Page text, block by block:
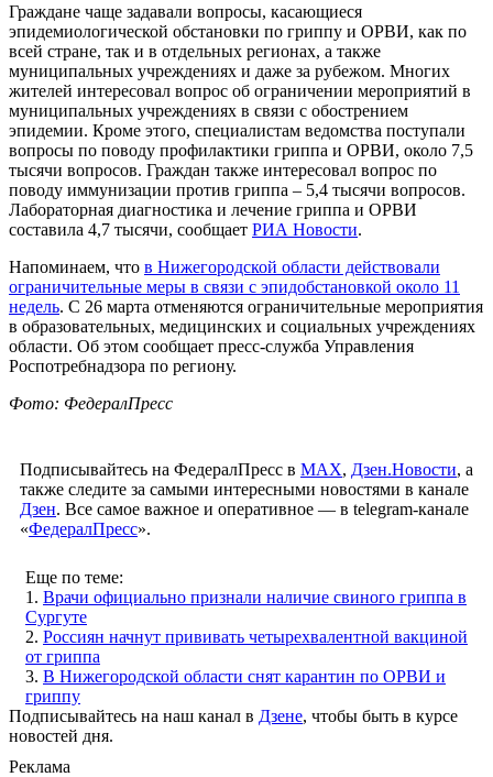
Граждане чаще задавали вопросы, касающиеся
эпидемиологической обстановки по гриппу и ОРВИ, как по
всей стране, так и в отдельных регионах, а также
муниципальных учреждениях и даже за рубежом. Многих
жителей интересовал вопрос об ограничении мероприятий в
муниципальных учреждениях в связи с обострением
эпидемии. Кроме этого, специалистам ведомства поступали
вопросы по поводу профилактики гриппа и ОРВИ, около 7,5
тысячи вопросов. Граждан также интересовал вопрос по
поводу иммунизации против гриппа – 5,4 тысячи вопросов.
Лабораторная диагностика и лечение гриппа и ОРВИ
составила 4,7 тысячи, сообщает РИА Новости.
Напоминаем, что в Нижегородской области действовали
ограничительные меры в связи с эпидобстановкой около 11
недель. С 26 марта отменяются ограничительные мероприятия
в образовательных, медицинских и социальных учреждениях
области. Об этом сообщает пресс-служба Управления
Роспотребнадзора по региону.
Фото: ФедералПресс
Подписывайтесь на ФедералПресс в МАХ, Дзен.Новости, а
также следите за самыми интересными новостями в канале
Дзен. Все самое важное и оперативное — в telegram-канале
«ФедералПресс».
Еще по теме:
1. Врачи официально признали наличие свиного гриппа в
Сургуте
2. Россиян начнут прививать четырехвалентной вакциной
от гриппа
3. В Нижегородской области снят карантин по ОРВИ и
гриппу
Подписывайтесь на наш канал в Дзене, чтобы быть в курсе
новостей дня.
Реклама